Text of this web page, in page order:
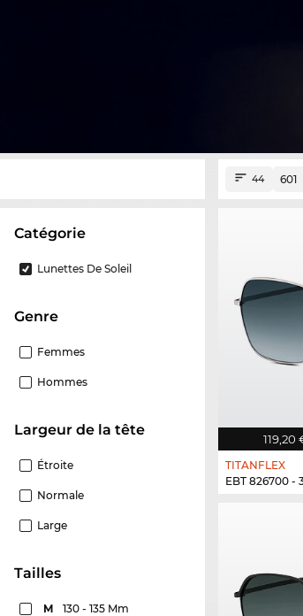
Catégorie
Lunettes De Soleil
Genre
Femmes
Hommes
Largeur de la tête
Étroite
Normale
Large
Tailles
M 130 - 135 Mm
44 601
119,20
TITANFLEX
EBT 826700 -